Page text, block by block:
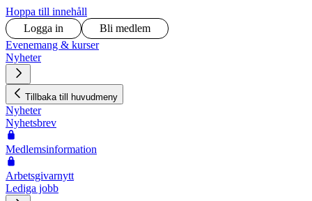
Hoppa till innehåll
Logga in
Bli medlem
Evenemang & kurser
Nyheter
Tillbaka till huvudmeny
Nyheter
Nyhetsbrev
Medlemsinformation
Arbetsgivarnytt
Lediga jobb